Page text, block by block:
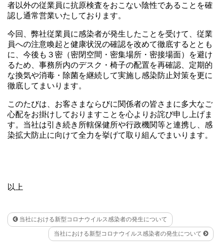
者以外の従業員に抗原検査をおこない陰性であることを確
認し通常営業いたしております。
今回、弊社従業員に感染者が発生したことを受けて、従業
員への注意喚起と健康状況の確認を改めて徹底するととも
に、今後も３密（密閉空間・密集場所・密接場面）を避け
るため、事務所内のデスク・椅子の配置を再確認、定期的
な換気や消毒・除菌を継続して実施し感染防止対策を更に
徹底してまいります。
このたびは、お客さまならびに関係者の皆さまに多大なご
心配をお掛けしておりますことを心よりお詫び申し上げま
す。当社は引き続き所轄保健所や行政機関等と連携し、感
染拡大防止に向けて全力を挙げて取り組んでまいります。
以上
当社における新型コロナウイルス感染者の発生について
当社における新型コロナウイルス感染者の発生について